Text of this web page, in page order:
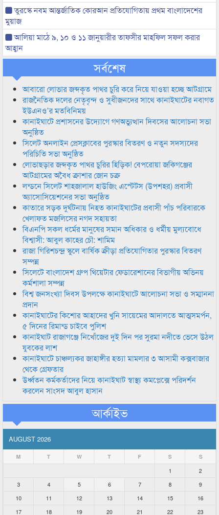
তুরস্কে নবম আন্তর্জাতিক কোরআন প্রতিযোগিতায় প্রথম বাংলাদেশের
মুয়াজ
আলিয়া মাঠে ৯, ১০ ও ১১ জানুয়ারীর তাফসীর মাহফিল সফল করার
আহ্বান
সর্বশেষ
আবারো লোভার জব্দকৃত পাথর চুরি করে নিয়ে যাওয়া হচ্ছে আটগ্রামে
রাজনৈতিক দলের নেতৃবৃন্দ ও সুধীজনদের সাথে কানাইঘাটের নবাগত
ইউএনও’র মতবিনিময়
কানাইঘাটে প্রশাসনের উদ্যোগে গণঅভ্যুত্থান দিবসের আলোচনা সভা
অনুষ্ঠিত
সিলেট অনলাইন প্রেসক্লাবের পুরস্কার বিতরণ ও নতুন সদস্যদের
পরিচিতি সভা অনুষ্ঠিত
লোভাছড়ার জব্দকৃত পাথর চুরির হিড়িক! বেপরোয়া জকিগঞ্জের
আটগ্রামের অবৈধ ক্রাশার জোন চক্র
লন্ডনে সিলেট শাহজালাল হাউজিং এস্টেটস (উপশহর) প্রবাসী
অ্যাসোসিয়েশনের সভা অনুষ্ঠিত
কাতারে সড়ক দুর্ঘটনায় নিহত কানাইঘাটের প্রবাসী পাঁচ পরিবারকে
খেলাফত মজলিসের নগদ সহায়তা
বিএনপি সকল ধর্মের মানুষের সমান অধিকার ও ধর্মীয় মুল্যবোধে
বিশ্বাসী: আবুল কাহের চৌ: শামিম
রাজা গিরিশচন্দ্র স্কুলে বার্ষিক ক্রীড়া প্রতিযোগিতার পুরস্কার বিতরণ
সম্পন্ন
সিলেটে বাংলাদেশ গ্রুপ থিয়েটার ফেডারেশানের বিভাগীয় অভিনয়
কর্মশালা সম্পন্ন
বিশ্ব জনসংখ্যা দিবস উপলক্ষে কানাইঘাটে আলোচনা সভা ও সম্মাননা
প্রদান
কানাইঘাটের কিশোর আহাদের খুনি সায়েমের আদালতে আত্মসমর্পন,
৫ দিনের রিমান্ড চাইবে পুলিশ
কানাইঘাট রাজাগঞ্জে নিখোঁজের দুই দিন পর সুরমা নদীতে ভেসে উঠল
যুবকের লাশ
কানাইঘাটে চাঞ্চল্যকর জাহাঙ্গীর হত্যা মামলার ৩ আসামী কক্সবাজার
থেকে গ্রেফতার
উর্ধ্বতন কর্মকর্তাদের নিয়ে কানাইঘাট স্বাস্থ্য কমপ্লেক্সে পরিদর্শন
করলেন সাংসদ আবুল হাসান
আর্কাইভ
AUGUST 2026
M T W T F S S
1
2
3
4 5 6 7 8
9
10
11 12 13 14 15
16
17
18 19 20 21 22 23